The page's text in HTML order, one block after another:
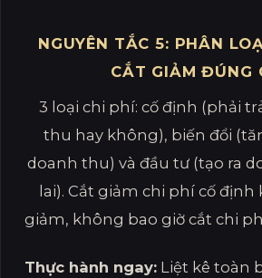
NGUYÊN TẮC 5: PHÂN
CẮT GIẢM ĐÚNG
3 loại chi phí: cố định (phải
thu hay không), biến đổi
doanh thu) và đầu tư (tạo ra
lai). Cắt giảm chi phí cố
giảm, không bao giờ cắt chi
Thực hành ngay: Liệt kê toàn